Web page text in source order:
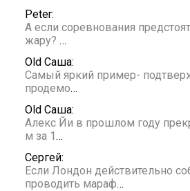
Peter:
А если соревнования
жару? …
Old Саша:
Самый яркий пример-
продемо…
Old Саша:
Алекс Йи в прошлом году
м за 1…
Сергей:
Если Лондон действительно
проводить мараф…